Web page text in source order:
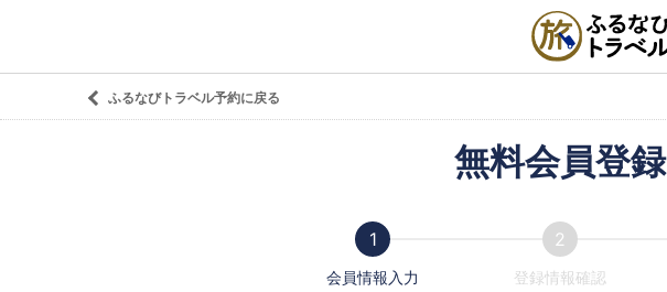
ふるなびトラベル予約に戻る
無料会員登録
会員情報入力 登録情報確認